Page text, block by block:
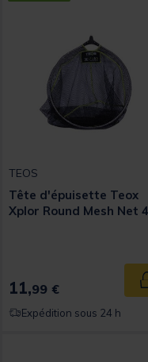
TEOS
Tête d'épuisette Teox
Xplor Round Mesh Net
11,99 €
Expédition sous 24 h